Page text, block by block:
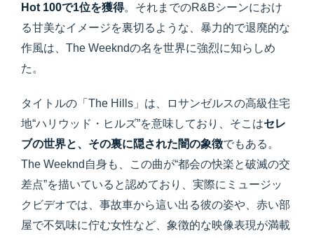
Hot 100で1位を獲得。それまでのR&Bシーンにおけ
る甘美なイメージを裏切るような、暴力的で退廃的な
作風は、The Weekndの名を世界に強烈に知らしめ
た。
タイトルの「The Hills」は、ロサンゼルスの高級住宅
地“ハリウッド・ヒルズ”を意味しており、そこはセレ
ブの世界と、その裏に隠された闇の象徴でもある。
The Weeknd自身も、この曲が“都会の快楽と破滅の交
差点”を描いていると認めており、実際にミュージッ
クビデオでは、事故車から這い出る彼の姿や、赤い部
屋で不気味に佇む女性など、象徴的な映像表現が満載